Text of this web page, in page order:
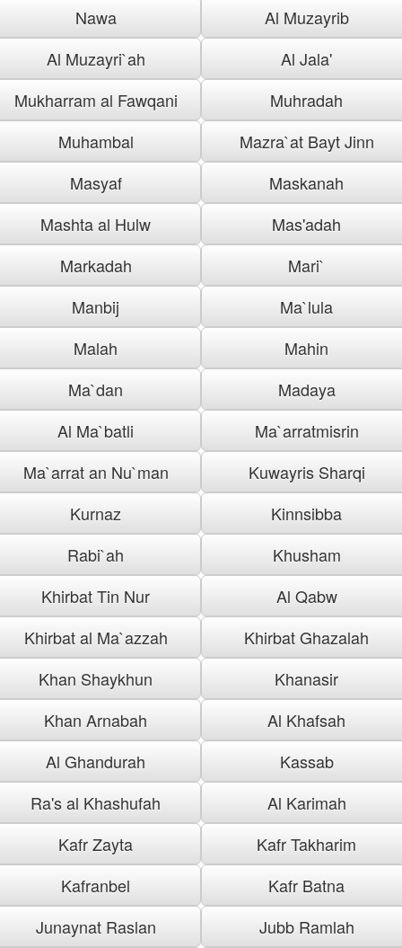
Nawa
Al Muzayrib
Al Muzayri`ah
Al Jala'
Mukharram al Fawqani
Muhradah
Muhambal
Mazra`at Bayt Jinn
Masyaf
Maskanah
Mashta al Hulw
Mas'adah
Markadah
Mari`
Manbij
Ma`lula
Malah
Mahin
Ma`dan
Madaya
Al Ma`batli
Ma`arratmisrin
Ma`arrat an Nu`man
Kuwayris Sharqi
Kurnaz
Kinnsibba
Rabi`ah
Khusham
Khirbat Tin Nur
Al Qabw
Khirbat al Ma`azzah
Khirbat Ghazalah
Khan Shaykhun
Khanasir
Khan Arnabah
Al Khafsah
Al Ghandurah
Kassab
Ra's al Khashufah
Al Karimah
Kafr Zayta
Kafr Takharim
Kafranbel
Kafr Batna
Junaynat Raslan
Jubb Ramlah